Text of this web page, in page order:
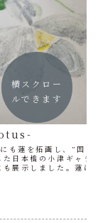
も蓮を拓画し、”国の
た日本橋の小津ギャラ
も展示しました。蓮は
横スクロー
ルできます